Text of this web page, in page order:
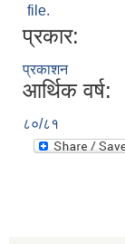
file.
प्रकार:
प्रकाशन
आर्थिक वर्ष:
८०/८१